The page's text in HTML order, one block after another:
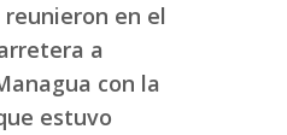
en el
a
con la
estuvo